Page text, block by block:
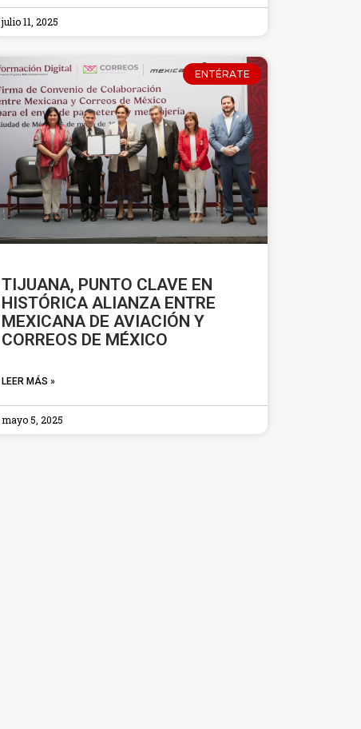
julio 11, 2025
ENTÉRATE
TIJUANA, PUNTO CLAVE EN
HISTÓRICA ALIANZA ENTRE
MEXICANA DE AVIACIÓN Y
CORREOS DE MÉXICO
LEER MÁS »
mayo 5, 2025